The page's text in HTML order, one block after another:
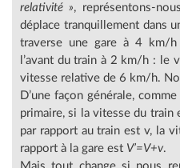
relativité », représentons-
déplace tranquillement dans
traverse une gare à 4 km/
l’avant du train à 2 km/h : le
vitesse relative de 6 km/h.
D’une façon générale,
primaire, si la vitesse du train
par rapport au train est v, la
rapport à la gare est V’=V+v.